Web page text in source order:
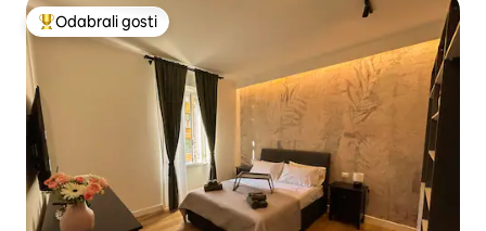
Među najviše rangiranima s oznakom „Odabrali gosti”
Odabrali gosti